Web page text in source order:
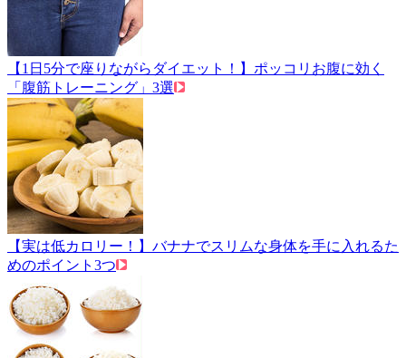
【1日5分で座りながらダイエット！】ポッコリお腹に効く
「腹筋トレーニング」3選
【実は低カロリー！】バナナでスリムな身体を手に入れるた
めのポイント3つ